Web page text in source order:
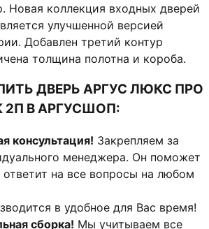
Новая коллекция входных дверей
улучшенной версией
Добавлен третий контур
толщина полотна и короба.
ДВЕРЬ АРГУС ЛЮКС ПРО
2П В АРГУСШОП:
консультация! Закрепляем за
менеджера. Он поможет
на все вопросы на любом
в удобное для Вас время!
сборка! Мы учитываем все